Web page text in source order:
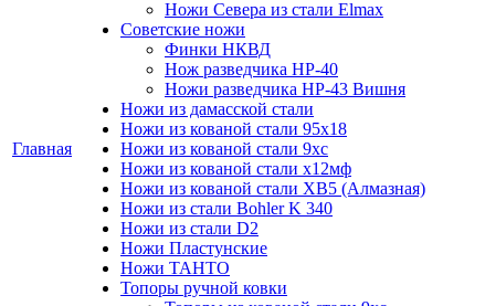
Главная
Ножи Севера из стали Elmax
Советские ножи
Финки НКВД
Нож разведчика НР-40
Ножи разведчика НР-43 Вишня
Ножи из дамасской стали
Ножи из кованой стали 95х18
Ножи из кованой стали 9хс
Ножи из кованой стали х12мф
Ножи из кованой стали ХВ5 (Алмазная)
Ножи из стали Bohler K 340
Ножи из стали D2
Ножи Пластунские
Ножи ТАНТО
Топоры ручной ковки